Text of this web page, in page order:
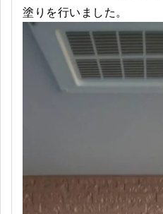
塗りを行いました。